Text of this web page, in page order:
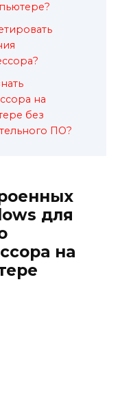
на
без
ПО?
для
на